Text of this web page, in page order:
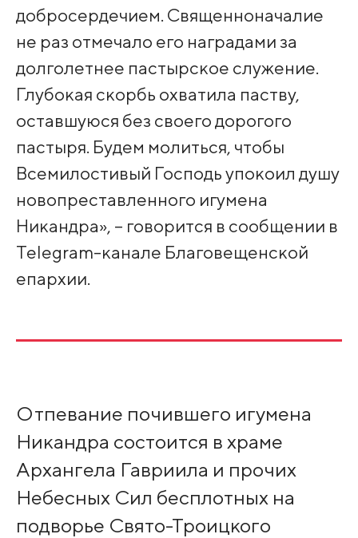
добросердечием. Священноначалие
не раз отмечало его наградами за
долголетнее пастырское служение.
Глубокая скорбь охватила паству,
оставшуюся без своего дорогого
пастыря. Будем молиться, чтобы
Всемилостивый Господь упокоил душу
новопреставленного игумена
Никандра», – говорится в сообщении в
Telegram-канале Благовещенской
епархии.
Отпевание почившего игумена
Никандра состоится в храме
Архангела Гавриила и прочих
Небесных Сил бесплотных на
подворье Свято-Троицкого